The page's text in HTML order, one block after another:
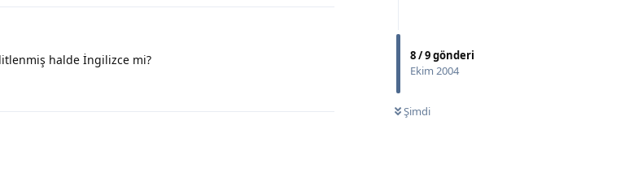
8/9gönderi
Ekim 2004
Şimdi
halde İngilizce mi?